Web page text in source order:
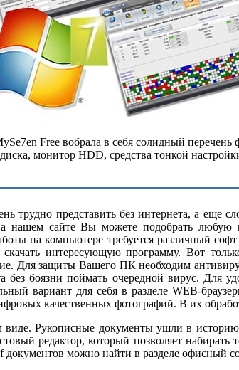
Free вобрала в себя солидный
монитор HDD, средства тонкой
трудно представить без интернета, а еще
нашем сайте Вы можете подобрать любую
на компьютере требуется различный
интересующую программу. Вот
Для защиты Вашего ПК необходим
без боязни поймать очередной вирус. Для
вариант для себя в разделе WEB-
качественных фотографий. В их
Рукописные документы ушли в историю.
редактор, который позволяет набирать
можно найти в разделе офисный